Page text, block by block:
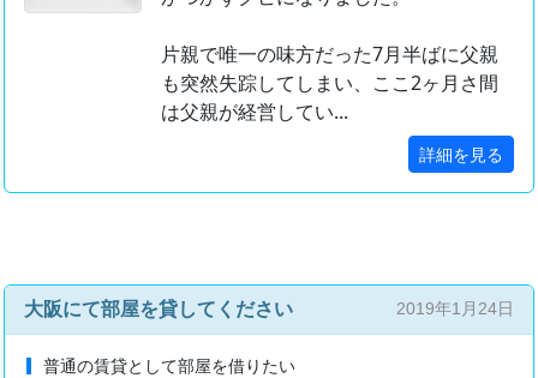
片親で唯一の味方だった7月半ばに父親
も突然失踪してしまい、ここ2ヶ月さ間
は父親が経営してい...
詳細を見る
大阪にて部屋を貸してください 2019年1月24日
普通の賃貸として部屋を借りたい